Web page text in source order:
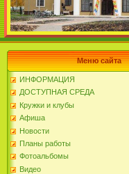
Меню сайта
ИНФОРМАЦИЯ
ДОСТУПНАЯ СРЕДА
Кружки и клубы
Афиша
Новости
Планы работы
Фотоальбомы
Видео